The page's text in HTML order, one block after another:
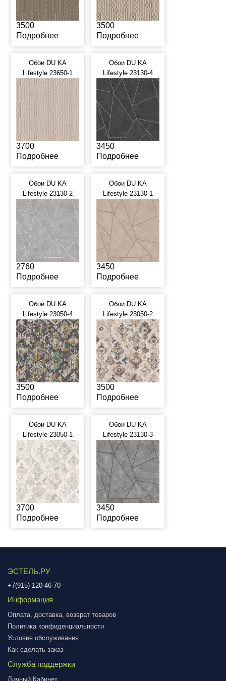
3500
Подробнее
3500
Подробнее
Обои DU KA
Lifestyle 23650-1
3700
Подробнее
Обои DU KA
Lifestyle 23130-4
3450
Подробнее
Обои DU KA
Lifestyle 23130-2
2760
Подробнее
Обои DU KA
Lifestyle 23130-1
3450
Подробнее
Обои DU KA
Lifestyle 23050-4
3500
Подробнее
Обои DU KA
Lifestyle 23050-2
3500
Подробнее
Обои DU KA
Lifestyle 23050-1
3700
Подробнее
Обои DU KA
Lifestyle 23130-3
3450
Подробнее
ЭСТЕЛЬ.РУ
+7(915) 120-46-70
Информация
Оплата, доставка, возврат товаров
Политика конфиденциальности
Условия обслуживания
Как сделать заказ
Служба поддержки
Личный Кабинет